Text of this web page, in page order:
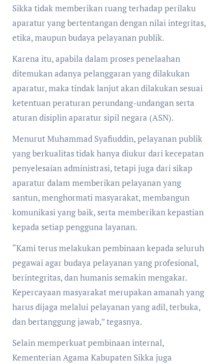
Sikka tidak memberikan ruang terhadap perilaku
aparatur yang bertentangan dengan nilai integritas,
etika, maupun budaya pelayanan publik.
Karena itu, apabila dalam proses penelaahan
ditemukan adanya pelanggaran yang dilakukan
aparatur, maka tindak lanjut akan dilakukan sesuai
ketentuan peraturan perundang-undangan serta
aturan disiplin aparatur sipil negara (ASN).
Menurut Muhammad Syafiuddin, pelayanan publik
yang berkualitas tidak hanya diukur dari kecepatan
penyelesaian administrasi, tetapi juga dari sikap
aparatur dalam memberikan pelayanan yang
santun, menghormati masyarakat, membangun
komunikasi yang baik, serta memberikan kepastian
kepada setiap pengguna layanan.
“Kami terus melakukan pembinaan kepada seluruh
pegawai agar budaya pelayanan yang profesional,
berintegritas, dan humanis semakin mengakar.
Kepercayaan masyarakat merupakan amanah yang
harus dijaga melalui pelayanan yang adil, terbuka,
dan bertanggung jawab,” tegasnya.
Selain memperkuat pembinaan internal,
Kementerian Agama Kabupaten Sikka juga